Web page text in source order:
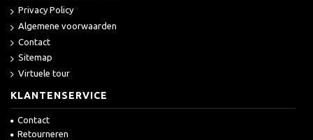
Privacy Policy
Algemene voorwaarden
Contact
Sitemap
Virtuele tour
KLANTENSERVICE
Contact
Retourneren